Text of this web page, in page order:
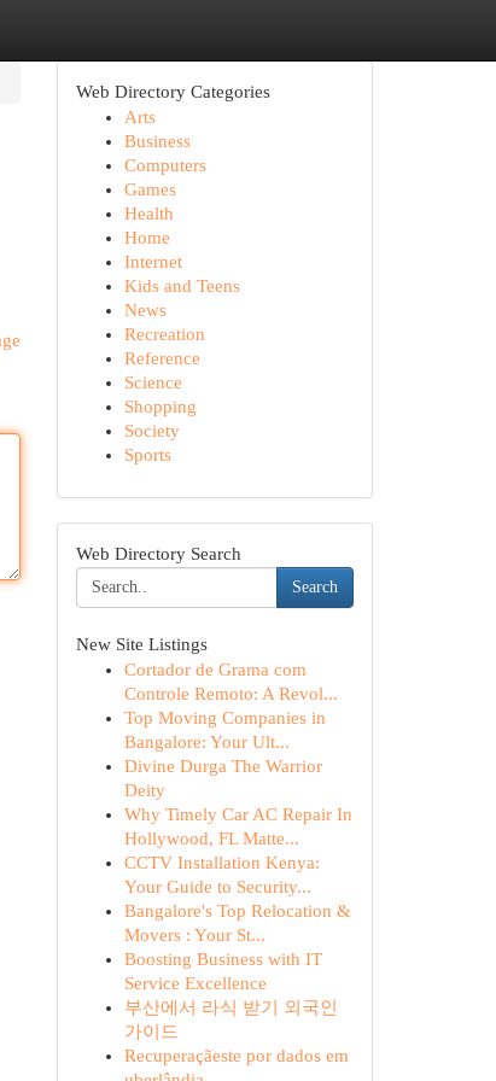
Web Directory Categories
Arts
Business
Computers
Games
Health
Home
Internet
Kids and Teens
News
Recreation
Reference
Science
Shopping
Society
Sports
Web Directory Search
Search
New Site Listings
Cortador de Grama com
Controle Remoto: A Revol...
Top Moving Companies in
Bangalore: Your Ult...
Divine Durga The Warrior
Deity
Why Timely Car AC Repair In
Hollywood, FL Matte...
CCTV Installation Kenya:
Your Guide to Security...
Bangalore's Top Relocation &
Movers : Your St...
Boosting Business with IT
Service Excellence
부산에서 라식 받기 외국인
가이드
Recuperaçãeste por dados em